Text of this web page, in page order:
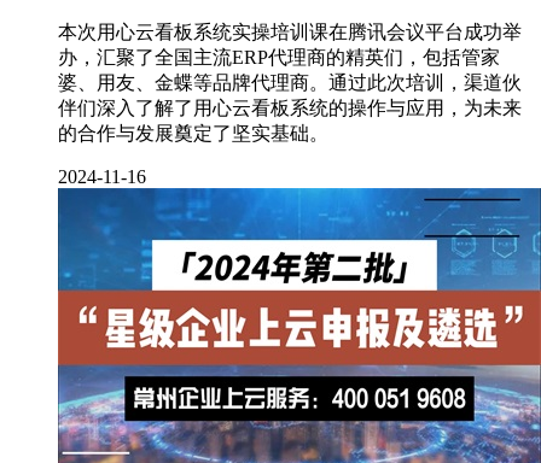
本次用心云看板系统实操培训课在腾讯会议平台成功举
办，汇聚了全国主流ERP代理商的精英们，包括管家
婆、用友、金蝶等品牌代理商。通过此次培训，渠道伙
伴们深入了解了用心云看板系统的操作与应用，为未来
的合作与发展奠定了坚实基础。
2024-11-16